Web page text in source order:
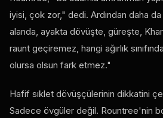
iyisi, çok zor," dedi. Ardından daha
alanda, ayakta dövüşte, güreşte,
raunt geçiremez, hangi ağırlık
olursa olsun fark etmez."
Hafif sıklet dövüşçülerinin dikkatini
Sadece övgüler değil. Rountree'nin